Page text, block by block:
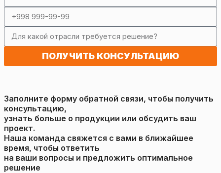
ПОЛУЧИТЬ КОНСУЛЬТАЦИЮ
Заполните форму обратной связи, чтобы получить
консультацию,
узнать больше о продукции или обсудить ваш
проект.
Наша команда свяжется с вами в ближайшее
время, чтобы ответить
на ваши вопросы и предложить оптимальное
решение